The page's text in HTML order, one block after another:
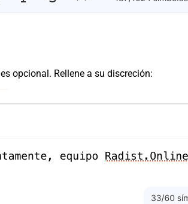
opcional. Rellene a su discreción: